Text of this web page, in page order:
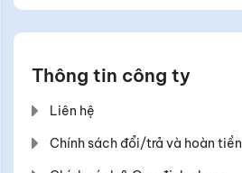
Thông tin công ty
Liên hệ
Chính sách đổi/trả và hoàn tiền